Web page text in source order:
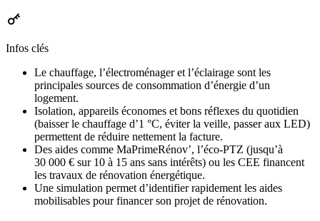
Infos clés
Le chauffage, l’électroménager et l’éclairage sont les
principales sources de consommation d’énergie d’un
logement.
Isolation, appareils économes et bons réflexes du quotidien
(baisser le chauffage d’1 °C, éviter la veille, passer aux LED)
permettent de réduire nettement la facture.
Des aides comme MaPrimeRénov’, l’éco-PTZ (jusqu’à
30 000 € sur 10 à 15 ans sans intérêts) ou les CEE financent
les travaux de rénovation énergétique.
Une simulation permet d’identifier rapidement les aides
mobilisables pour financer son projet de rénovation.